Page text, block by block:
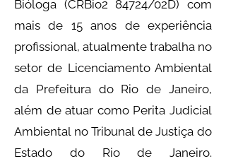
Bióloga (CRBio2 84724/02D) com
mais de 15 anos de experiência
profissional, atualmente trabalha no
setor de Licenciamento Ambiental
da Prefeitura do Rio de Janeiro,
além de atuar como Perita Judicial
Ambiental no Tribunal de Justiça do
Estado do Rio de Janeiro.